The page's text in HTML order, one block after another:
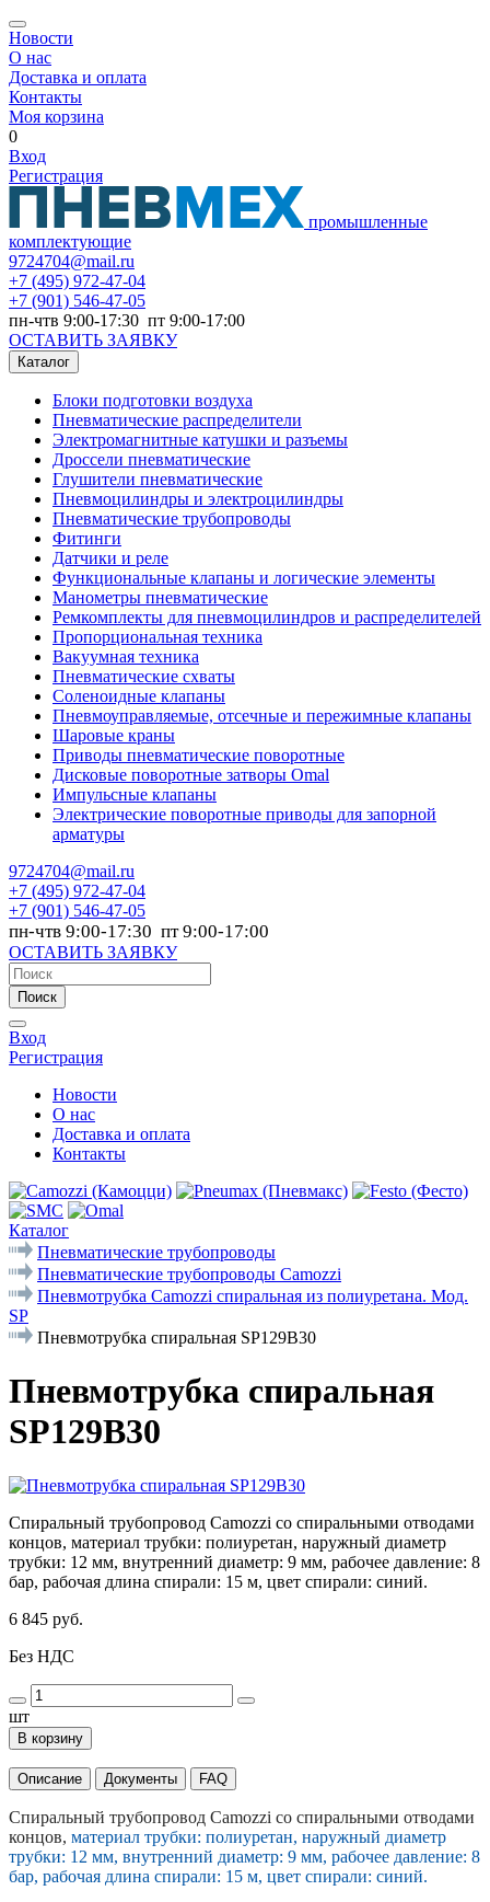
Новости
О нас
Доставка и оплата
Контакты
Моя корзина
0
Вход
Регистрация
промышленные
комплектующие
9724704@mail.ru
+7 (495) 972-47-04
+7 (901) 546-47-05
пн-чтв 9:00-17:30 пт 9:00-17:00
ОСТАВИТЬ ЗАЯВКУ
Каталог
Блоки подготовки воздуха
Пневматические распределители
Электромагнитные катушки и разъемы
Дроссели пневматические
Глушители пневматические
Пневмоцилиндры и электроцилиндры
Пневматические трубопроводы
Фитинги
Датчики и реле
Функциональные клапаны и логические элементы
Манометры пневматические
Ремкомплекты для пневмоцилиндров и распределителей
Пропорциональная техника
Вакуумная техника
Пневматические схваты
Соленоидные клапаны
Пневмоуправляемые, отсечные и пережимные клапаны
Шаровые краны
Приводы пневматические поворотные
Дисковые поворотные затворы Omal
Импульсные клапаны
Электрические поворотные приводы для запорной
арматуры
9724704@mail.ru
+7 (495) 972-47-04
+7 (901) 546-47-05
пн-чтв 9:00-17:30 пт 9:00-17:00
ОСТАВИТЬ ЗАЯВКУ
Поиск
Вход
Регистрация
Новости
О нас
Доставка и оплата
Контакты
Каталог
Пневматические трубопроводы
Пневматические трубопроводы Camozzi
Пневмотрубка Camozzi спиральная из полиуретана. Мод.
SP
Пневмотрубка спиральная SP129B30
Пневмотрубка спиральная
SP129B30
Спиральный трубопровод Camozzi со спиральными отводами
концов, материал трубки: полиуретан, наружный диаметр
трубки: 12 мм, внутренний диаметр: 9 мм, рабочее давление: 8
бар, рабочая длина спирали: 15 м, цвет спирали: синий.
6 845 руб.
Без НДС
шт
В корзину
Описание Документы FAQ
Спиральный трубопровод Camozzi со спиральными отводами
концов, материал трубки: полиуретан, наружный диаметр
трубки: 12 мм, внутренний диаметр: 9 мм, рабочее давление: 8
бар, рабочая длина спирали: 15 м, цвет спирали: синий.